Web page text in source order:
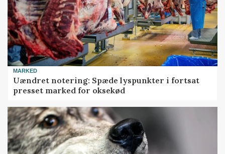
MARKED
Uændret notering: Spæde lyspunkter i fortsat
presset marked for oksekød